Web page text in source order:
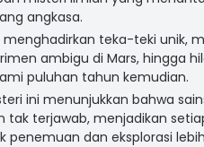
angkasa.
menghadirkan teka-teki unik,
ambigu di Mars, hingga
puluhan tahun kemudian.
ini menunjukkan bahwa
tak terjawab, menjadikan
penemuan dan eksplorasi